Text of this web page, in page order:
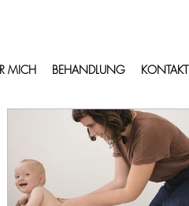
MICH BEHANDLUNG KONTAKT